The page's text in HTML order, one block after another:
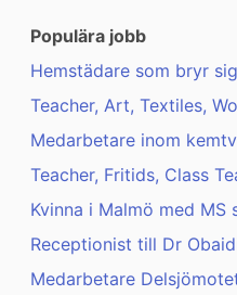
Populära jobb
Hemstädare som bryr
Teacher, Art, Textiles,
Medarbetare inom
Teacher, Fritids, Class
Kvinna i Malmö med MS
Receptionist till Dr
Medarbetare